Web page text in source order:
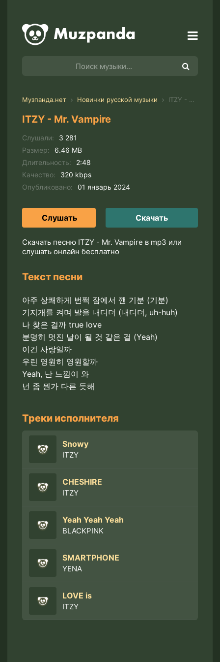
Музпанда.нет Новинки русской музыки ITZY - Mr. Vampire
ITZY - Mr. Vampire
Слушали:
3 281
Размер:
6.46 MB
Длительность:
2:48
Качество:
320 kbps
Опубликовано:
01 январь 2024
Слушать Скачать
Скачать песню ITZY - Mr. Vampire в mp3 или
слушать онлайн бесплатно
Текст песни
아주 상쾌하게 번쩍 잠에서 깬 기분 (기분)
기지개를 켜며 발을 내디뎌 (내디뎌, uh-huh)
나 찾은 걸까 true love
분명히 멋진 날이 될 것 같은 걸 (Yeah)
이건 사랑일까
우린 영원히 영원할까
Yeah, 난 느낌이 와
넌 좀 뭔가 다른 듯해
Треки исполнителя
Snowy
ITZY
CHESHIRE
ITZY
Yeah Yeah Yeah
BLACKPINK
SMARTPHONE
YENA
LOVE is
ITZY